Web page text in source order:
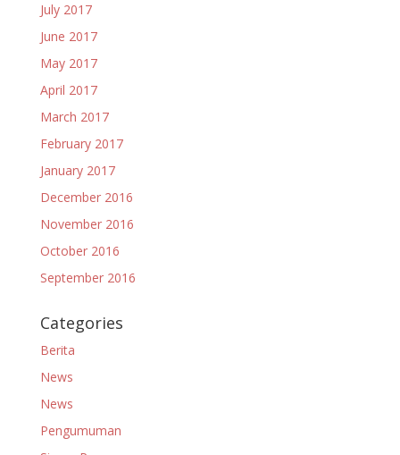
July 2017
June 2017
May 2017
April 2017
March 2017
February 2017
January 2017
December 2016
November 2016
October 2016
September 2016
Categories
Berita
News
News
Pengumuman